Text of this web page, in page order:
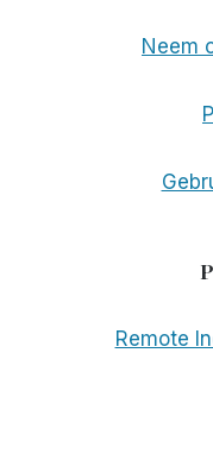
Neem
Remote